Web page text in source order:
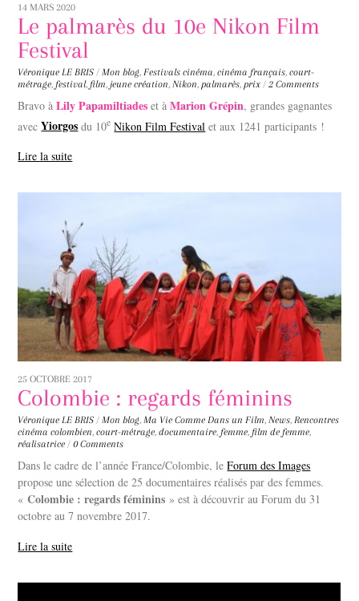
14 MARS 2020
Le palmarès du 10e Nikon Film
Festival
Véronique LE BRIS / Mon blog, Festivals cinéma,cinéma français,court-
métrage, festival, film, jeune création, Nikon, palmarès, prix / 2 Comments
Bravo àLily Papamiltiades et àMarion Grépin, grandes gagnantes
avecYiorgos du 10e Nikon Film Festival et aux 1241 participants !
Lire la suite
25 OCTOBRE 2017
Colombie : regards féminins
Véronique LE BRIS / Mon blog,Ma Vie Comme Dans un Film,News,Rencontres
cinéma colombien,court-métrage,documentaire, femme, film de femme,
réalisatrice / 0 Comments
Dans le cadre de l’année France/Colombie, leForum des Images
propose une sélection de 25 documentaires réalisés par des femmes.
«Colombie : regards féminins » est à découvrir au Forum du 31
octobre au 7 novembre 2017.
Lire la suite